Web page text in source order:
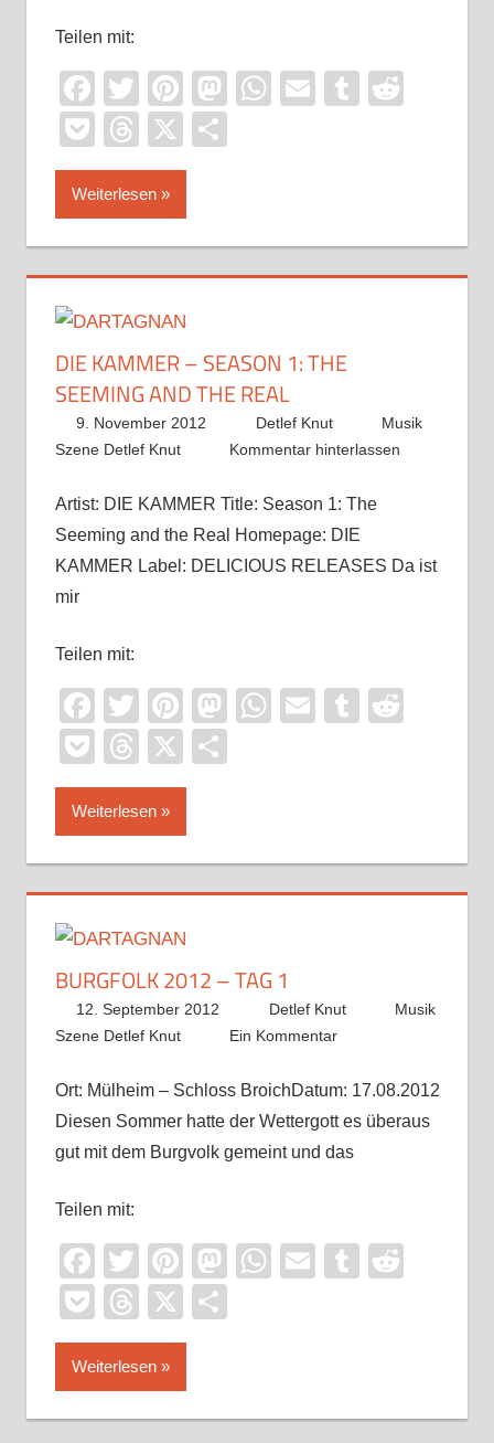
Teilen mit:
Facebook
TwitterPinterest
Mastodon
WhatsApp
EmailTumblr
PocketThreads
X
Weiterlesen
DIE KAMMER – SEASON 1: THE
SEEMING AND THE REAL
9. November 2012 Detlef Knut
Musik
Szene Detlef Knut
Kommentar hinterlassen
Artist: DIE KAMMER Title: Season 1: The
Seeming and the Real Homepage: DIE
KAMMER Label: DELICIOUS RELEASES Da ist
mir
Teilen mit:
Facebook
TwitterPinterest
Mastodon
WhatsApp
EmailTumblr
PocketThreads
X
Weiterlesen
BURGFOLK 2012 – TAG 1
12. September 2012 Detlef Knut
Musik
Szene Detlef Knut
Ein Kommentar
Ort: Mülheim – Schloss BroichDatum: 17.08.2012
Diesen Sommer hatte der Wettergott es überaus
gut mit dem Burgvolk gemeint und das
Teilen mit:
Facebook
TwitterPinterest
Mastodon
WhatsApp
EmailTumblr
PocketThreads
X
Weiterlesen